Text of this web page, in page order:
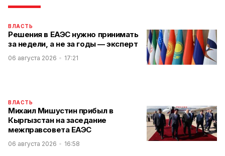
ВЛАСТЬ
Решения в ЕАЭС нужно принимать
за недели, а не за годы — эксперт
06 августа 2026 17:21
ВЛАСТЬ
Михаил Мишустин прибыл в
Кыргызстан на заседание
межправсовета ЕАЭС
06 августа 2026 16:58